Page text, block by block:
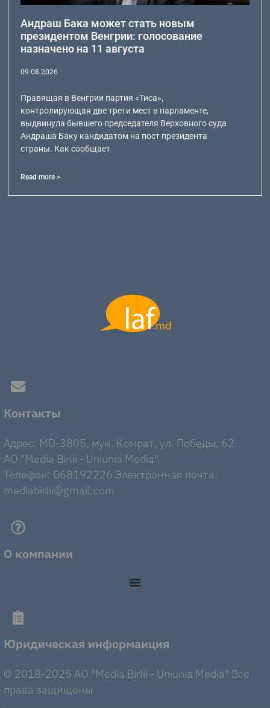
Андраш Бака может стать новым
президентом Венгрии: голосование
назначено на 11 августа
09.08.2026
Правящая в Венгрии партия «Тиса»,
контролирующая две трети мест в парламенте,
выдвинула бывшего председателя Верховного суда
Андраша Баку кандидатом на пост президента
страны. Как сообщает
Read more >
Контакты
Адрес: MD-3805, мун. Комрат, ул. Победы, 62.
AO "Media Birlii - Uniunia Media".
Телефон: 068192226 Электронная почта:
mediabirlii@gmail.com
О компании
Юридическая информаиция
© 2018-2025 AO "Media Birlii - Uniunia Media" Все
права защищены